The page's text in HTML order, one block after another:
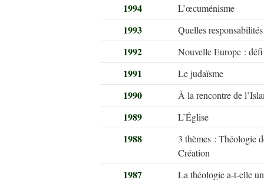
1994 L’œcuménisme
1993 Quelles
1992 Nouvelle Europe : défi
1991 Le judaïsme
1990 À la rencontre de
1989 L’Église
1988
3 thèmes : Théologie
Création
1987 La théologie a-t-elle